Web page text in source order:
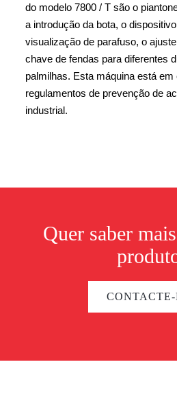
do modelo 7800 / T são o
a introdução da bota, o
visualização de parafuso, o
chave de fendas para diferentes
palmilhas. Esta máquina está
regulamentos de prevenção de
industrial.
Quer saber
CONTACTE-